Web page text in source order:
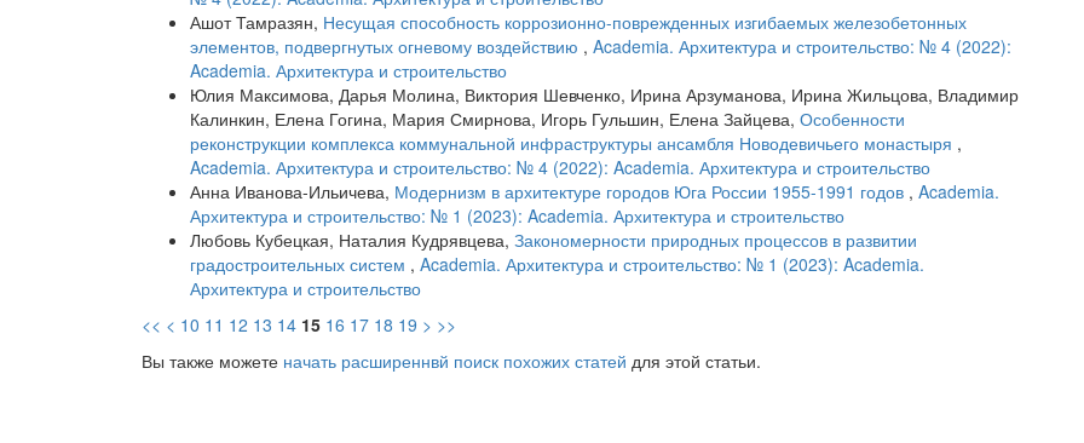
Ашот Тамразян, Несущая способность коррозионно-поврежденных изгибаемых железобетонных
элементов, подвергнутых огневому воздействию , Academia. Архитектура и строительство: № 4 (2022):
Academia. Архитектура и строительство
Юлия Максимова, Дарья Молина, Виктория Шевченко, Ирина Арзуманова, Ирина Жильцова, Владимир
Калинкин, Елена Гогина, Мария Смирнова, Игорь Гульшин, Елена Зайцева, Особенности
реконструкции комплекса коммунальной инфраструктуры ансамбля Новодевичьего монастыря ,
Academia. Архитектура и строительство: № 4 (2022): Academia. Архитектура и строительство
Анна Иванова-Ильичева, Модернизм в архитектуре городов Юга России 1955-1991 годов , Academia.
Архитектура и строительство: № 1 (2023): Academia. Архитектура и строительство
Любовь Кубецкая, Наталия Кудрявцева, Закономерности природных процессов в развитии
градостроительных систем , Academia. Архитектура и строительство: № 1 (2023): Academia.
Архитектура и строительство
<< < 10 11 12 13 14 15 16 17 18 19 > >>
Вы также можете начать расширеннвй поиск похожих статей для этой статьи.